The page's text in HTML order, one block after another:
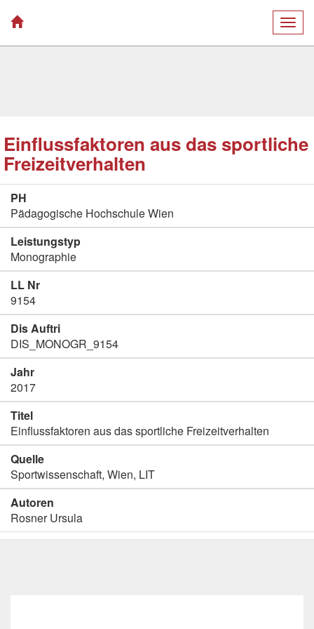
Einflussfaktoren aus das sportliche
Freizeitverhalten
PH
Pädagogische Hochschule Wien
Leistungstyp
Monographie
LL Nr
9154
Dis Auftri
DIS_MONOGR_9154
Jahr
2017
Titel
Einflussfaktoren aus das sportliche Freizeitverhalten
Quelle
Sportwissenschaft, Wien, LIT
Autoren
Rosner Ursula